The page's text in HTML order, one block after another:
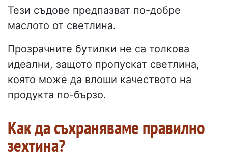
Тези съдове предпазват по-добре
маслото от светлина.
Прозрачните бутилки не са толкова
идеални, защото пропускат светлина,
която може да влоши качеството на
продукта по-бързо.
Как да съхраняваме правилно
зехтина?